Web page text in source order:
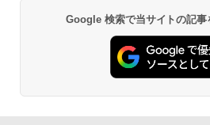
Google 検索で当サイトの記事